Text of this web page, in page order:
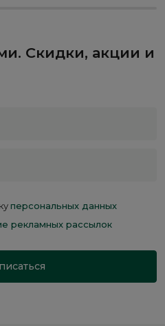
Скидки, акции и
персональных данных
рекламных рассылок